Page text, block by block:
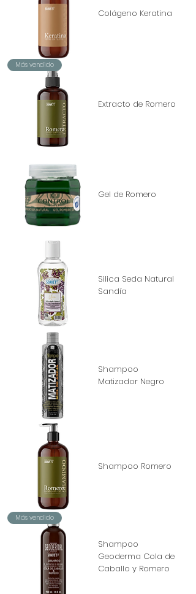
Colágeno Keratina
Más vendido
Extracto de Romero
Gel de Romero
Silica Seda Natural
Sandía
Shampoo
Matizador Negro
Shampoo Romero
Más vendido
Shampoo
Geoderma Cola de
Caballo y Romero